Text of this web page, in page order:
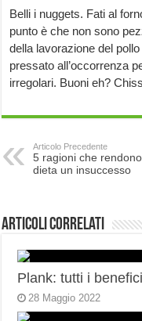
Belli i nuggets. Fati al
punto è che non sono
della lavorazione del
pressato all’occorrenza
irregolari. Buoni eh?
Articolo Precedente
5 ragioni che
dieta un insuccesso
Articoli correlati
Plank: tutti i
28 Maggio 2022